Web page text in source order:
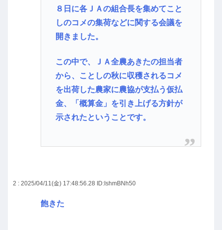
８日に各ＪＡの組合長を集めてこと
しのコメの集荷などに関する会議を
開きました。
この中で、ＪＡ全農あきたの担当者
から、ことしの秋に収穫されるコメ
を出荷した農家に農協が支払う仮払
金、「概算金」を引き上げる方針が
示されたということです。
2 : 2025/04/11(金) 17:48:56.28 ID:IshmBNh50
飽きた